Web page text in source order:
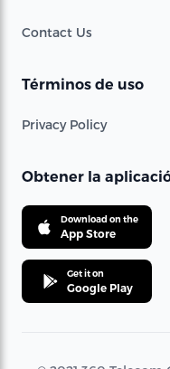
Contact Us
Términos de uso
Privacy Policy
Obtener la
Download on the
App Store
Get it on
Google Play